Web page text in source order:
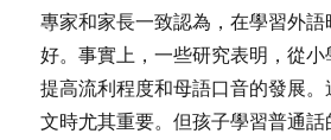
專家和家長一致認為，在學習外
好。事實上，一些研究表明，從
提高流利程度和母語口音的發展
文時尤其重要。但孩子學習普通